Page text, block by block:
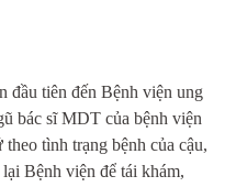
đầu tiên đến Bệnh viện ung
bác sĩ MDT của bệnh viện
tình trạng bệnh của cậu,
Bệnh viện để tái khám,